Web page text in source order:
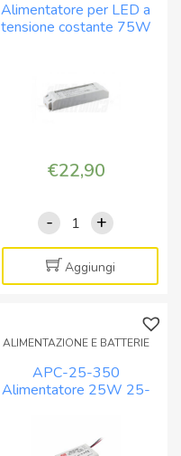
-
24Vdc
Alimentatore per LED a
tensione costante 75W
€22,90
-
Alimentatore
per
LED
a
75W
12Vdc
quantità
+
Aggiungi
ALIMENTAZIONE E BATTERIE
APC-25-350
Alimentatore 25W 25-